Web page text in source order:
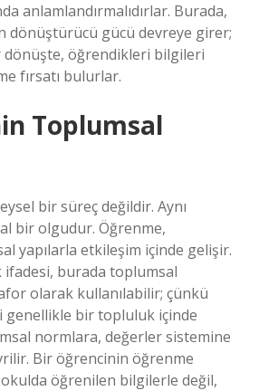
anlamlandırmalıdırlar. Burada,
dönüştürücü gücü devreye girer;
öğrendikleri bilgileri
fırsatı bulurlar.
Toplumsal
bir süreç değildir. Aynı
bir olgudur. Öğrenme,
yapılarla etkileşim içinde gelişir.
burada toplumsal
olarak kullanılabilir; çünkü
genellikle bir topluluk içinde
normlara, değerler sistemine
Bir öğrencinin öğrenme
öğrenilen bilgilerle değil,